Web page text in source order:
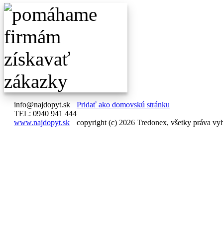
info@najdopyt.sk
TEL: 0940 941 444
www.najdopyt.sk
Pridať ako domovskú stránku
copyright (c) 2026 Tredonex, všetky práva